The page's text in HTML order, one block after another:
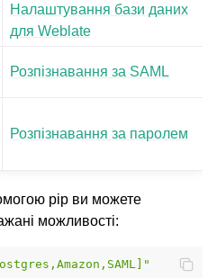
Налаштування бази даних
для Weblate
Розпізнавання за SAML
Розпізнавання за паролем
pip ви можете
можливості: